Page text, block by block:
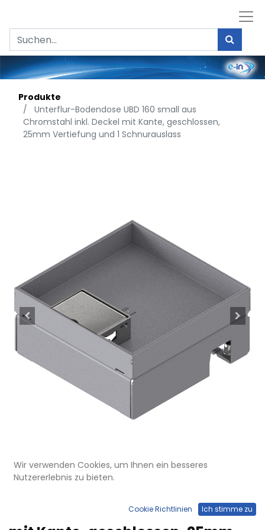
Produkte
Unterflur-Bodendose UBD 160 small aus
Chromstahl inkl. Deckel mit Kante, geschlossen,
25mm Vertiefung und 1 Schnurauslass
UBD 167 251
Unterflur-Bodendose UBD 160
small aus Chromstahl inkl. Deckel
Wir verwenden Cookies, um Ihnen ein besseres
Nutzererlebnis zu bieten.
Cookie Richtlinien Ich stimme zu